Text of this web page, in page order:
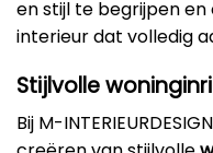
en stijl te begrijpen
interieur dat volledig
Stijlvolle
Bij M-